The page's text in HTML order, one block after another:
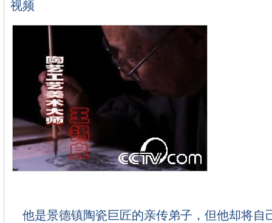
视频
他是景德镇陶瓷巨匠的亲传弟子，但他却将自